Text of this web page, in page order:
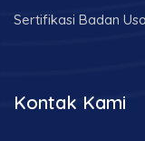
Sertifikasi Badan
Kontak Kami